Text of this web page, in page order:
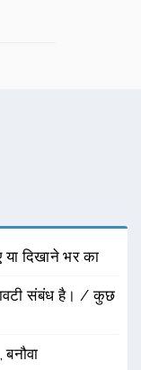
दिखाने भर का
संबंध है। / कुछ
,बनौवा